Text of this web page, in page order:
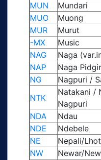
MUN
Mundari
MUO
Muong
MUR
Murut
-MX
Music
NAG
Naga
NAP
Naga
NG
Nagpuri /
NTK
Natakani /
Nagpuri
NDA
Ndau
NDE
Ndebele
NE
Nepali/
NW
Newar/